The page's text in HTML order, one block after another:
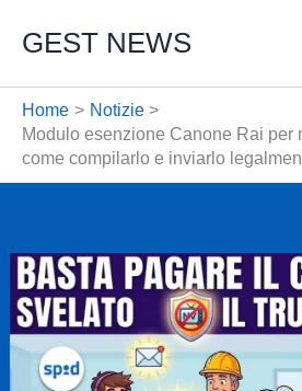
GEST NEWS
Home
Notizie
Modulo esenzione Canone Rai per
come compilarlo e inviarlo